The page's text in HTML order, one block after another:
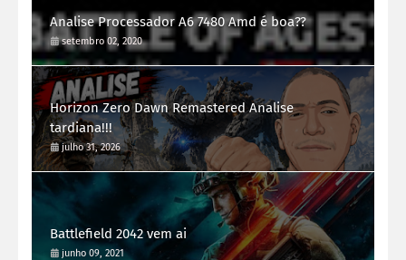
Analise Processador A6 7480 Amd é boa??
setembro 02, 2020
Horizon Zero Dawn Remastered Analise
tardiana!!!
julho 31, 2026
Battlefield 2042 vem ai
junho 09, 2021